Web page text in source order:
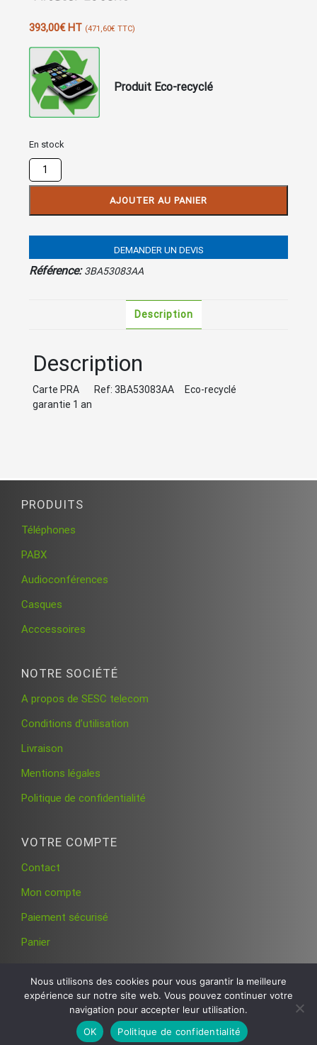
393,00€HT (471,60€ TTC)
Produit Eco-recyclé
En stock
quantité
de
4400
AJOUTER AU PANIER
DEMANDER UN DEVIS
Référence:3BA53083AA
Description
Description
Carte PRA Ref: 3BA53083AA Eco-recyclé
garantie 1 an
PRODUITS
Téléphones
PABX
Audioconférences
Casques
Acccessoires
NOTRE SOCIÉTÉ
A propos de SESC telecom
Conditions d’utilisation
Livraison
Mentions légales
Politique de confidentialité
VOTRE COMPTE
Contact
Mon compte
Paiement sécurisé
Panier
© 2026 SESC telecom France
Nous utilisons des cookies pour vous garantir la meilleure
expérience sur notre site web. Vous pouvez continuer votre
navigation pour accepter leur utilisation.
OK
Politique de confidentialité